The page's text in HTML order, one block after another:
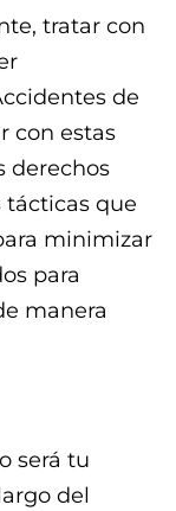
tratar con
de
con estas
derechos
tácticas que
minimizar
para
manera
será tu
del